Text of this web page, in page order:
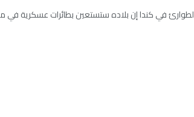
في كندا إن بلاده ستستعين بطائرات عسكرية